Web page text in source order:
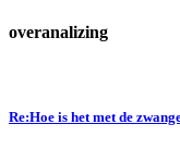
overanalizing
Re:Hoe is het met de